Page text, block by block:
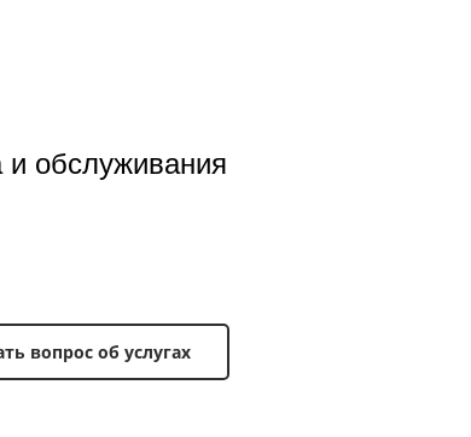
обслуживания
вопрос об услугах